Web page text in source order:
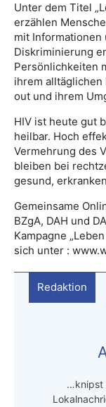
Unter dem Titel
erzählen
mit
Diskriminierung
Persönlichkeiten
ihrem
out und ihrem
HIV ist heute gut
heilbar. Hoch
Vermehrung des
bleiben bei
gesund,
Gemeinsame
BZgA, DAH und
Kampagne
sich unter :
Redaktion
…knipst